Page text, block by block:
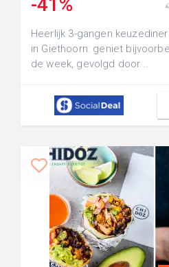
Heerlijk 3-gangen
in Giethoorn: geniet
de week, gevolgd door...